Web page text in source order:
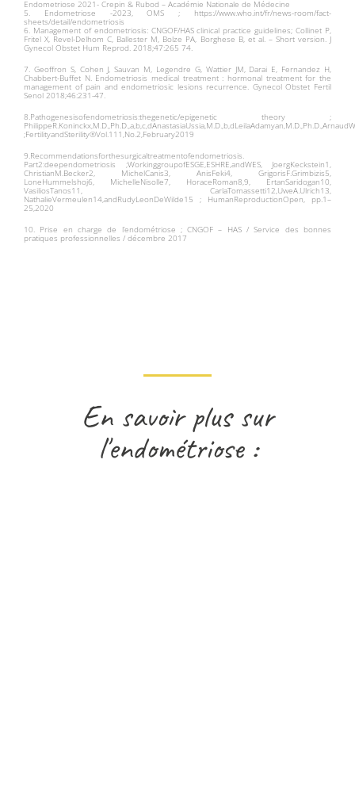
Endometriose 2021- Crepin & Rubod – Académie Nationale de Médecine
5. Endometriose -2023, OMS ; https://www.who.int/fr/news-room/fact-
sheets/detail/endometriosis
6. Management of endometriosis: CNGOF/HAS clinical practice guidelines; Collinet P,
Fritel X, Revel-Delhom C, Ballester M, Bolze PA, Borghese B, et al. – Short version. J
Gynecol Obstet Hum Reprod. 2018;47:265 74.
7. Geoffron S, Cohen J, Sauvan M, Legendre G, Wattier JM, Darai E, Fernandez H,
Chabbert-Buffet N. Endometriosis medical treatment : hormonal treatment for the
management of pain and endometriosic lesions recurrence. Gynecol Obstet Fertil
Senol 2018;46:231-47.
8.Pathogenesisofendometriosis:thegenetic/epigenetic theory ;
;FertilityandSterility®Vol.111,No.2,February2019
9.Recommendationsforthesurgicaltreatmentofendometriosis.
Part2:deependometriosis ;WorkinggroupofESGE,ESHRE,andWES, JoergKeckstein1,
ChristianM.Becker2, MichelCanis3, AnisFeki4, GrigorisF.Grimbizis5,
LoneHummelshoj6, MichelleNisolle7, HoraceRoman8,9, ErtanSaridogan10,
VasiliosTanos11, CarlaTomassetti12,UweA.Ulrich13,
NathalieVermeulen14,andRudyLeonDeWilde15 ; HumanReproductionOpen, pp.1–
25,2020
10. Prise en charge de l’endométriose ; CNGOF – HAS / Service des bonnes
pratiques professionnelles / décembre 2017
En savoir plus sur
l'endométriose :